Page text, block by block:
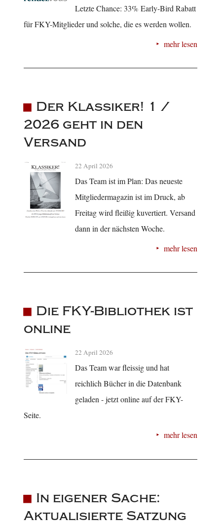
Letzte Chance: 33% Early-Bird Rabatt
für FKY-Mitglieder und solche, die es werden wollen.
mehr lesen
Der Klassiker! 1 /
2026 geht in den
Versand
22 April 2026
Das Team ist im Plan: Das neueste
Mitgliedermagazin ist im Druck, ab
Freitag wird fleißig kuvertiert. Versand
dann in der nächsten Woche.
mehr lesen
Die FKY-Bibliothek ist
online
22 April 2026
Das Team war fleissig und hat
reichlich Bücher in die Datenbank
geladen - jetzt online auf der FKY-
Seite.
mehr lesen
In eigener Sache:
Aktualisierte Satzung